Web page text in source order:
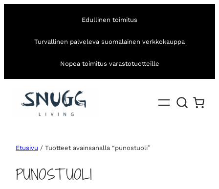
Edullinen toimitus
Turvallinen palveleva suomalainen verkkokauppa
Nopea toimitus varastotuotteille
Etusivu / Tuotteet avainsanalla “punostuoli”
PUNOSTUOLI